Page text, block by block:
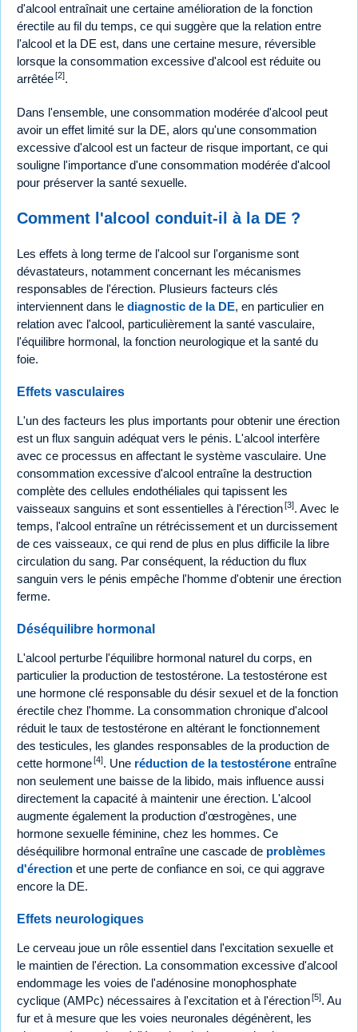
d'alcool entraînait une certaine amélioration de la fonction
érectile au fil du temps, ce qui suggère que la relation entre
l'alcool et la DE est, dans une certaine mesure, réversible
lorsque la consommation excessive d'alcool est réduite ou
arrêtée[2].
Dans l'ensemble, une consommation modérée d'alcool peut
avoir un effet limité sur la DE, alors qu'une consommation
excessive d'alcool est un facteur de risque important, ce qui
souligne l'importance d'une consommation modérée d'alcool
pour préserver la santé sexuelle.
Comment l'alcool conduit-il à la DE ?
Les effets à long terme de l'alcool sur l'organisme sont
dévastateurs, notamment concernant les mécanismes
responsables de l'érection. Plusieurs facteurs clés
interviennent dans le diagnostic de la DE, en particulier en
relation avec l'alcool, particulièrement la santé vasculaire,
l'équilibre hormonal, la fonction neurologique et la santé du
foie.
Effets vasculaires
L'un des facteurs les plus importants pour obtenir une érection
est un flux sanguin adéquat vers le pénis. L'alcool interfère
avec ce processus en affectant le système vasculaire. Une
consommation excessive d'alcool entraîne la destruction
complète des cellules endothéliales qui tapissent les
vaisseaux sanguins et sont essentielles à l'érection[3]. Avec le
temps, l'alcool entraîne un rétrécissement et un durcissement
de ces vaisseaux, ce qui rend de plus en plus difficile la libre
circulation du sang. Par conséquent, la réduction du flux
sanguin vers le pénis empêche l'homme d'obtenir une érection
ferme.
Déséquilibre hormonal
L'alcool perturbe l'équilibre hormonal naturel du corps, en
particulier la production de testostérone. La testostérone est
une hormone clé responsable du désir sexuel et de la fonction
érectile chez l'homme. La consommation chronique d'alcool
réduit le taux de testostérone en altérant le fonctionnement
des testicules, les glandes responsables de la production de
cette hormone[4]. Une réduction de la testostérone entraîne
non seulement une baisse de la libido, mais influence aussi
directement la capacité à maintenir une érection. L'alcool
augmente également la production d'œstrogènes, une
hormone sexuelle féminine, chez les hommes. Ce
déséquilibre hormonal entraîne une cascade de problèmes
d'érection et une perte de confiance en soi, ce qui aggrave
encore la DE.
Effets neurologiques
Le cerveau joue un rôle essentiel dans l'excitation sexuelle et
le maintien de l'érection. La consommation excessive d'alcool
endommage les voies de l'adénosine monophosphate
cyclique (AMPc) nécessaires à l'excitation et à l'érection [5]. Au
fur et à mesure que les voies neuronales dégénèrent, les